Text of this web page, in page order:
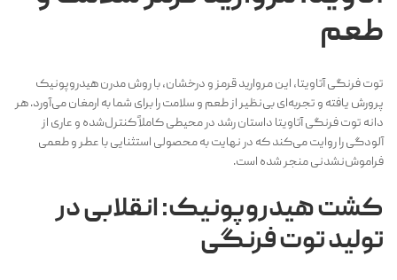
طعم
توت فرنگی آتاویتا، این مروارید قرمز و درخشان، با روش مدرن هیدروپونیک
پرورش یافته و تجربه‌ای بی‌نظیر از طعم و سلامت را برای شما به ارمغان می‌آورد. هر
دانه توت فرنگی آتاویتا داستان رشد در محیطی کاملاً کنترل‌شده و عاری از
آلودگی را روایت می‌کند که در نهایت به محصولی استثنایی با عطر و طعمی
فراموش‌نشدنی منجر شده است.
کشت هیدروپونیک: انقلابی در
تولید توت فرنگی